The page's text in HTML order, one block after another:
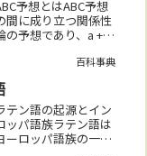
予想とはABC予想
間に成り立つ関係性
の予想であり、a + b
件を満たす。フェル
定理との関係ABC予
マーの最終定理と密
ており、フェルマ...
百科事典
テン語の起源とイン
ッパ語族ラテン語は
ーロッパ語族の一部